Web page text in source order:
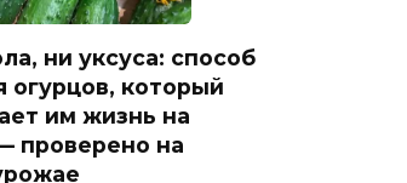
ни уксуса: способ
огурцов, который
им жизнь на
проверено на